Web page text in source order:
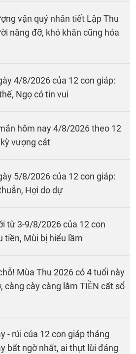
vận quý nhân tiết Lập Thu
nâng đỡ, khó khăn cũng hóa
4/8/2026 của 12 con giáp:
Ngọ có tin vui
hôm nay 4/8/2026 theo 12
vượng cát
5/8/2026 của 12 con giáp:
Hợi do dự
từ 3-9/8/2026 của 12 con
tiền, Mùi bị hiểu lầm
Mùa Thu 2026 có 4 tuổi này
càng cày càng lắm TIỀN cất sổ
- rủi của 12 con giáp tháng
bất ngờ nhất, ai thụt lùi đáng